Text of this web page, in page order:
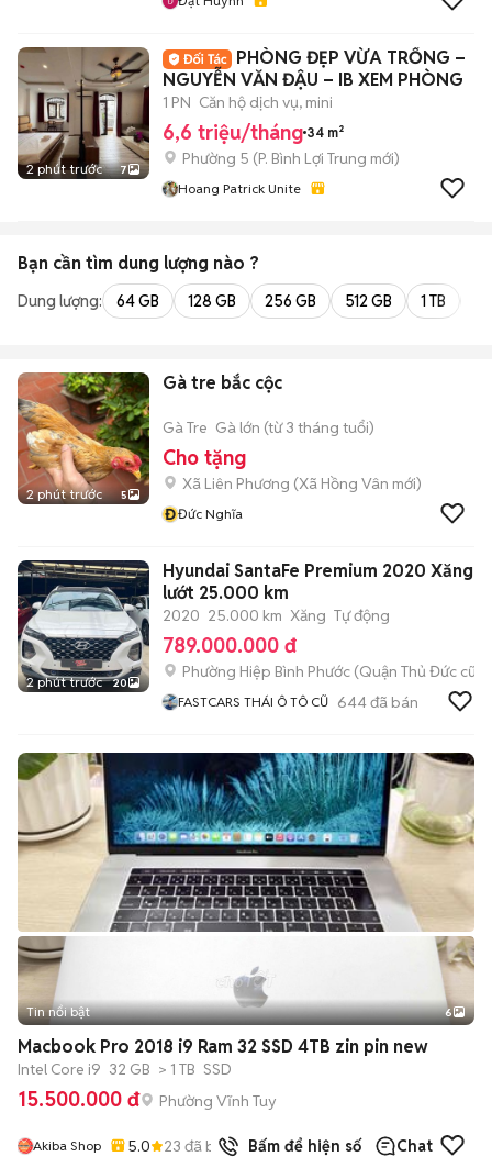
2 phút trước 7
PHÒNG ĐẸP VỪA TRỐNG –
NGUYỄN VĂN ĐẬU – IB XEM PHÒNG
1 PN Căn hộ dịch vụ, mini
6,6 triệu/tháng 34 m²
Phường 5 (P. Bình Lợi Trung mới)
Hoang Patrick Unite
Bạn cần tìm dung lượng nào ?
Dung lượng: 64 GB 128 GB 256 GB 512 GB 1 TB
2 phút trước 5
Gà tre bắc cộc
Gà Tre Gà lớn (từ 3 tháng tuổi)
Cho tặng
Xã Liên Phương (Xã Hồng Vân mới)
ĐĐức Nghĩa
2 phút trước 20
Hyundai SantaFe Premium 2020 Xăng
lướt 25.000 km
2020 25.000 km Xăng Tự động
789.000.000 đ
Phường Hiệp Bình Phước (Quận Thủ Đức cũ)
FASTCARS THÁI Ô TÔ CŨ 644đã bán
+2
Tin nổi bật 6
Macbook Pro 2018 i9 Ram 32 SSD 4TB zin pin new
Intel Core i9 32 GB > 1 TB SSD
15.500.000 đ Phường Vĩnh Tuy
Akiba Shop 5.0 23 đã bán Bấm để hiện số Chat